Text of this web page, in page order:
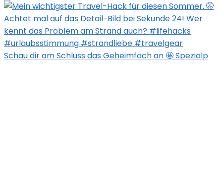
Schau dir am Schluss das Geheimfach an 🤩 Spezialp